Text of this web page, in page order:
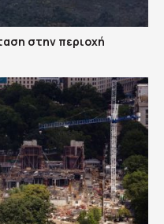
στην περιοχή